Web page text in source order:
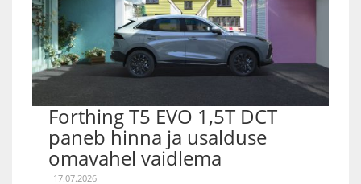
Forthing T5 EVO 1,5T DCT
paneb hinna ja usalduse
omavahel vaidlema
17.07.2026